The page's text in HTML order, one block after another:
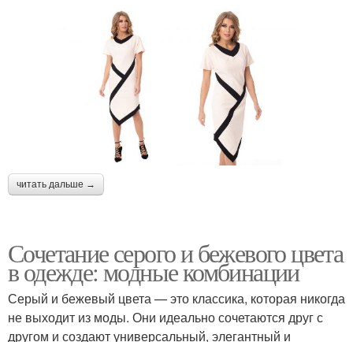
читать дальше →
Сочетание серого и бежевого цвета
в одежде: модные комбинации
Серый и бежевый цвета — это классика, которая никогда
не выходит из моды. Они идеально сочетаются друг с
другом и создают универсальный, элегантный и